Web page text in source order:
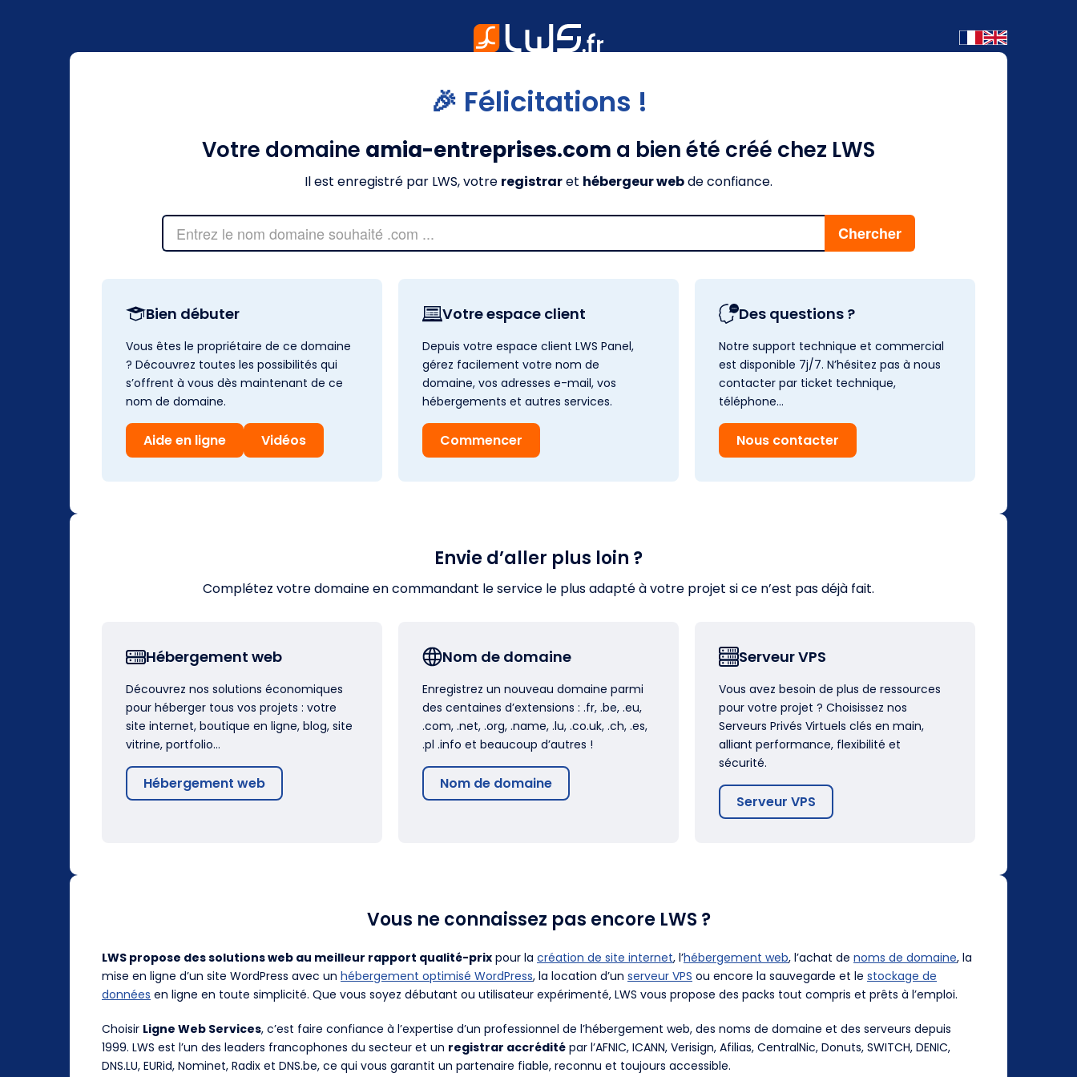
🎉 Félicitations !
Votre domaine amia-entreprises.com a bien été créé chez LWS
Il est enregistré par LWS, votre registraret hébergeur webde confiance.
Bien débuter
Vous êtes le propriétaire de ce domaine
? Découvrez toutes les possibilités qui
s’offrent à vous dès maintenant de ce
nom de domaine.
Aide en ligne Vidéos
Votre espace client
Depuis votre espace client LWS Panel,
gérez facilement votre nom de
domaine, vos adresses e-mail, vos
hébergements et autres services.
Commencer
Des questions ?
Notre support technique et commercial
est disponible 7j/7. N’hésitez pas à nous
contacter par ticket technique,
téléphone…
Nous contacter
Envie d’aller plus loin ?
Complétez votre domaine en commandant le service le plus adapté à votre projet si ce n’est pas déjà fait.
Hébergement web
Découvrez nos solutions économiques
pour héberger tous vos projets : votre
site internet, boutique en ligne, blog, site
vitrine, portfolio…
Hébergement web
Nom de domaine
Enregistrez un nouveau domaine parmi
des centaines d’extensions : .fr, .be, .eu,
.com, .net, .org, .name, .lu, .co.uk, .ch, .es,
.pl .info et beaucoup d’autres !
Nom de domaine
Serveur VPS
Vous avez besoin de plus de ressources
pour votre projet ? Choisissez nos
Serveurs Privés Virtuels clés en main,
alliant performance, flexibilité et
sécurité.
Serveur VPS
Vous ne connaissez pas encore LWS ?
LWS propose des solutions web au meilleur rapport qualité-prix pour la création de site internet, l’hébergement web, l’achat de noms de domaine, la
mise en ligne d’un site WordPress avec un hébergement optimisé WordPress, la location d’un serveur VPS ou encore la sauvegarde et le stockage de
données en ligne en toute simplicité. Que vous soyez débutant ou utilisateur expérimenté, LWS vous propose des packs tout compris et prêts à l’emploi.
Choisir Ligne Web Services, c’est faire confiance à l’expertise d’un professionnel de l’hébergement web, des noms de domaine et des serveurs depuis
1999. LWS est l’un des leaders francophones du secteur et un registrar accrédité par l’AFNIC, ICANN, Verisign, Afilias, CentralNic, Donuts, SWITCH, DENIC,
DNS.LU, EURid, Nominet, Radix et DNS.be, ce qui vous garantit un partenaire fiable, reconnu et toujours accessible.